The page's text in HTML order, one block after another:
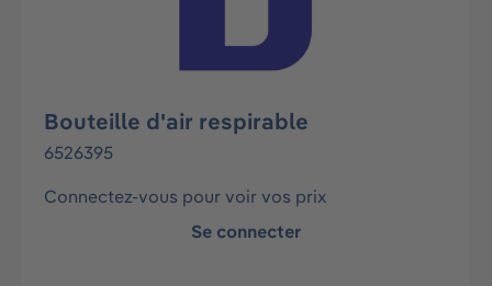
Bouteille d'air respirable
6526395
Connectez-vous pour voir vos prix
Se connecter